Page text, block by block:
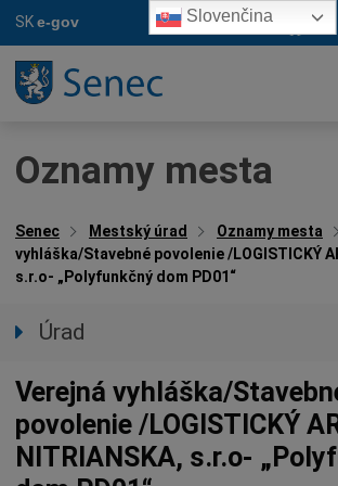
SKe-gov
Oznamy mesta
Senec Mestský úrad Oznamy mesta
vyhláška/Stavebné povolenie /LOGISTICKÝ
s.r.o- „Polyfunkčný dom PD01“
Úrad
Úradné hodiny
Úradné sekcie
Oznamy mesta
Verejná vyhláška/
povolenie /LOGISTICKÝ
NITRIANSKA, s.r.o-
Slovenčina